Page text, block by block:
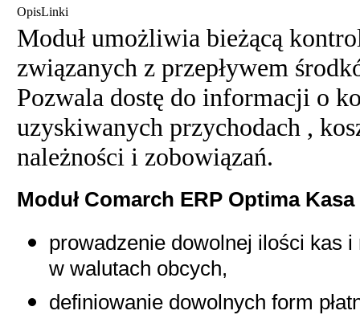
OpisLinki
Moduł umożliwia bieżącą
związanych z przepływem
Pozwala dostę do informacji o
uzyskiwanych przychodach ,
należności i zobowiązań.
Moduł Comarch ERP Optima
prowadzenie dowolnej ilości kas
w walutach obcych,
definiowanie dowolnych form